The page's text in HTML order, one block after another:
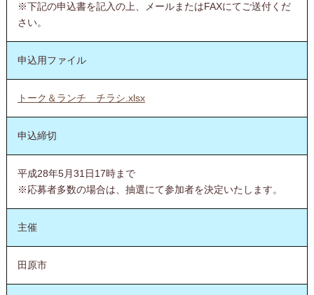
※下記の申込書を記入の上、メールまたはFAXにてご送付くだ
さい。
申込用ファイル
トーク＆ランチ チラシ.xlsx
申込締切
平成28年5月31日17時まで
※応募者多数の場合は、抽選にて参加者を決定いたします。
主催
田原市